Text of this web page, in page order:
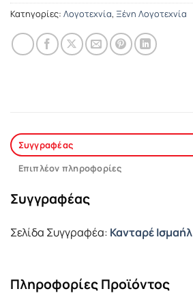
Κατηγορίες: Λογοτεχνία, Ξένη Λογοτεχνία
Συγγραφέας
Επιπλέον πληροφορίες
Συγγραφέας
Σελίδα Συγγραφέα: Κανταρέ Ισμαήλ
Πληροφορίες Προϊόντος